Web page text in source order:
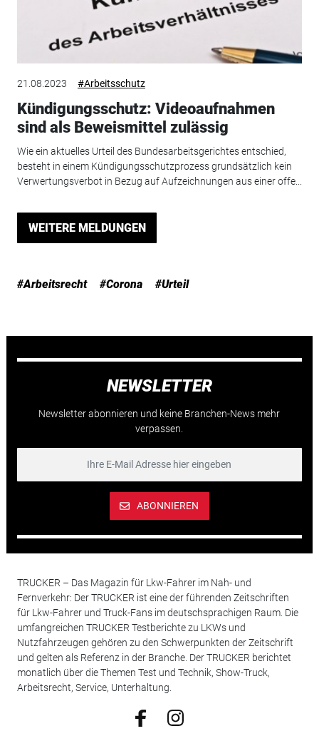
21.08.2023 #Arbeitsschutz
Kündigungsschutz: Videoaufnahmen
sind als Beweismittel zulässig
Wie ein aktuelles Urteil des Bundesarbeitsgerichtes entschied,
besteht in einem Kündigungsschutzprozess grundsätzlich kein
Verwertungsverbot in Bezug auf Aufzeichnungen aus einer offe...
WEITERE MELDUNGEN
#Arbeitsrecht #Corona #Urteil
NEWSLETTER
Newsletter abonnieren und keine Branchen-News mehr
verpassen.
ABONNIEREN
TRUCKER – Das Magazin für Lkw-Fahrer im Nah- und
Fernverkehr: Der TRUCKER ist eine der führenden Zeitschriften
für Lkw-Fahrer und Truck-Fans im deutschsprachigen Raum. Die
umfangreichen TRUCKER Testberichte zu LKWs und
Nutzfahrzeugen gehören zu den Schwerpunkten der Zeitschrift
und gelten als Referenz in der Branche. Der TRUCKER berichtet
monatlich über die Themen Test und Technik, Show-Truck,
Arbeitsrecht, Service, Unterhaltung.